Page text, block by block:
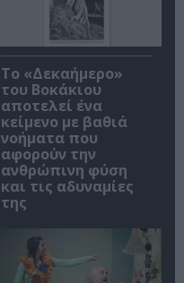
Το «Δεκαήμερο»
του Βοκάκιου
αποτελεί ένα
κείμενο με βαθιά
νοήματα που
αφορούν την
ανθρώπινη φύση
και τις αδυναμίες
της